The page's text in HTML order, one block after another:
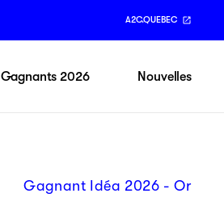
A2C.QUEBEC
Gagnants 2026 Nouvelles
Gagnant Idéa 2026 - Or